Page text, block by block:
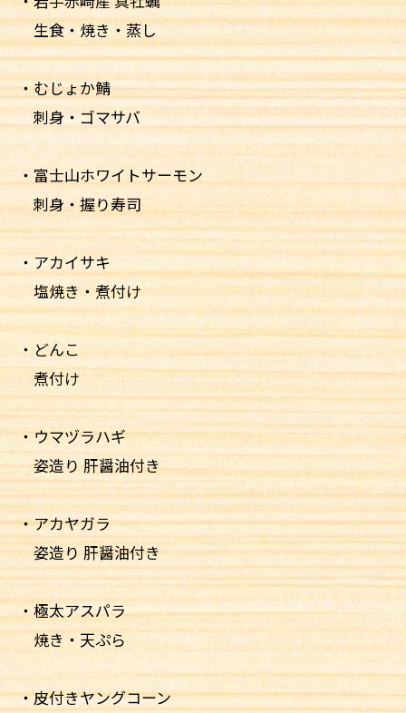
生食・焼き・蒸し
・むじょか鯖
刺身・ゴマサバ
・富士山ホワイトサーモン
刺身・握り寿司
・アカイサキ
塩焼き・煮付け
・どんこ
煮付け
・ウマヅラハギ
姿造り 肝醤油付き
・アカヤガラ
姿造り 肝醤油付き
・極太アスパラ
焼き・天ぷら
・皮付きヤングコーン